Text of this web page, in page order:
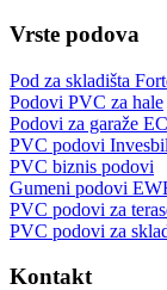
Vrste podova
Pod za skladišta
Podovi PVC za hale
Podovi za garaže
PVC podovi
PVC biznis podovi
Gumeni podovi
PVC podovi za
PVC podovi za
Kontakt